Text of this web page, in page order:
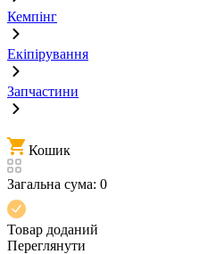
Кемпінг
Екіпірування
Запчастини
Кошик
Загальна сума: 0
Товар доданий
Переглянути